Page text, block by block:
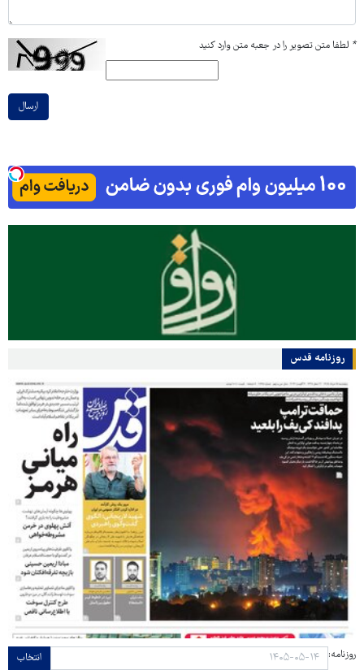
* لطفا متن تصویر را در جعبه متن وارد کنید
ارسال
روزنامه قدس
روزنامه: انتخاب